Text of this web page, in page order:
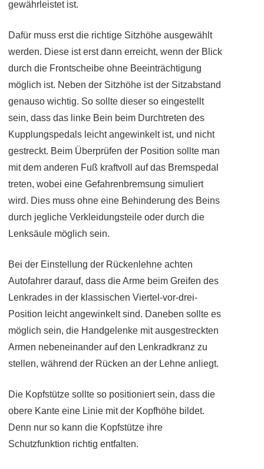
gewährleistet ist.
Dafür muss erst die richtige Sitzhöhe ausgewählt
werden. Diese ist erst dann erreicht, wenn der Blick
durch die Frontscheibe ohne Beeinträchtigung
möglich ist. Neben der Sitzhöhe ist der Sitzabstand
genauso wichtig. So sollte dieser so eingestellt
sein, dass das linke Bein beim Durchtreten des
Kupplungspedals leicht angewinkelt ist, und nicht
gestreckt. Beim Überprüfen der Position sollte man
mit dem anderen Fuß kraftvoll auf das Bremspedal
treten, wobei eine Gefahrenbremsung simuliert
wird. Dies muss ohne eine Behinderung des Beins
durch jegliche Verkleidungsteile oder durch die
Lenksäule möglich sein.
Bei der Einstellung der Rückenlehne achten
Autofahrer darauf, dass die Arme beim Greifen des
Lenkrades in der klassischen Viertel-vor-drei-
Position leicht angewinkelt sind. Daneben sollte es
möglich sein, die Handgelenke mit ausgestreckten
Armen nebeneinander auf den Lenkradkranz zu
stellen, während der Rücken an der Lehne anliegt.
Die Kopfstütze sollte so positioniert sein, dass die
obere Kante eine Linie mit der Kopfhöhe bildet.
Denn nur so kann die Kopfstütze ihre
Schutzfunktion richtig entfalten.